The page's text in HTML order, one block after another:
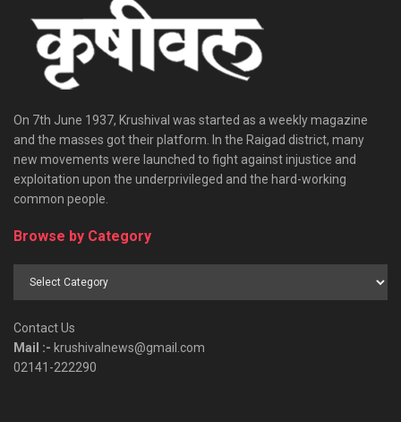
On 7th June 1937, Krushival was started as a weekly magazine
and the masses got their platform. In the Raigad district, many
new movements were launched to fight against injustice and
exploitation upon the underprivileged and the hard-working
common people.
Browse by Category
Contact Us
Mail :- krushivalnews@gmail.com
02141-222290